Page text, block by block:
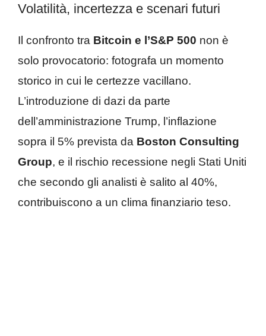
Volatilità, incertezza e scenari futuri
Il confronto tra Bitcoin e l’S&P 500 non è
solo provocatorio: fotografa un momento
storico in cui le certezze vacillano.
L’introduzione di dazi da parte
dell’amministrazione Trump, l’inflazione
sopra il 5% prevista da Boston Consulting
Group, e il rischio recessione negli Stati Uniti
che secondo gli analisti è salito al 40%,
contribuiscono a un clima finanziario teso.